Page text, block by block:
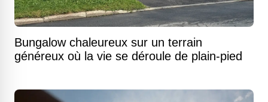
Bungalow chaleureux sur un terrain
généreux où la vie se déroule de plain-pied